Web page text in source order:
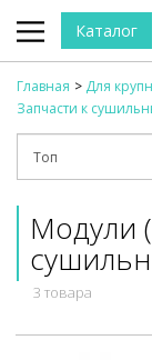
Каталог
Главная
Для
Запчасти к
Модули
3 товара